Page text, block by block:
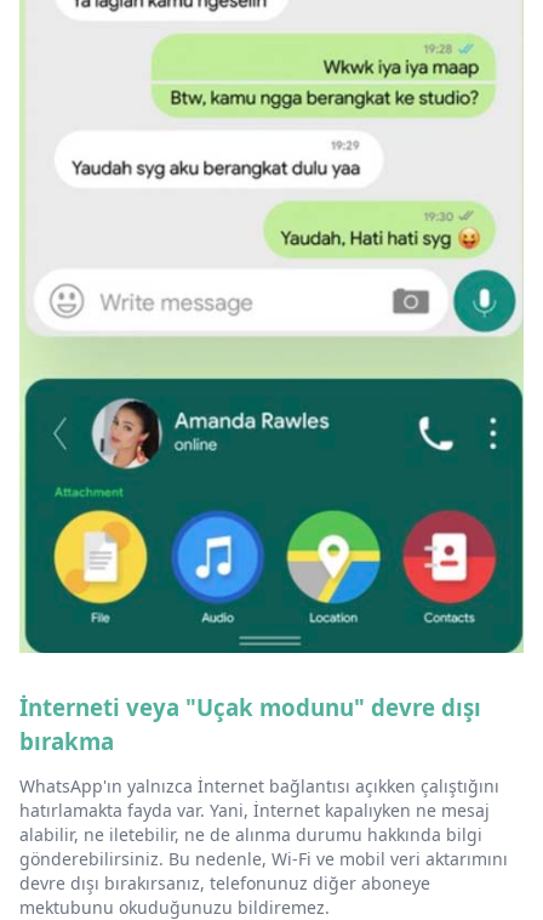
İnterneti veya "Uçak modunu" devre dışı
bırakma
WhatsApp'ın yalnızca İnternet bağlantısı açıkken çalıştığını
hatırlamakta fayda var. Yani, İnternet kapalıyken ne mesaj
alabilir, ne iletebilir, ne de alınma durumu hakkında bilgi
gönderebilirsiniz. Bu nedenle, Wi-Fi ve mobil veri aktarımını
devre dışı bırakırsanız, telefonunuz diğer aboneye
mektubunu okuduğunuzu bildiremez.